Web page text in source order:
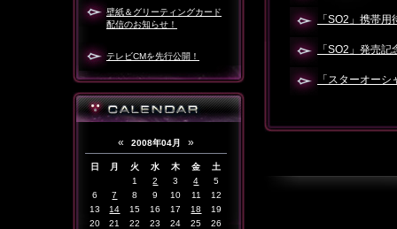
壁紙＆グリーティングカード
配信のお知らせ！
テレビCMを先行公開！
« 2008年04月 »
日 月 火 水 木 金
土
1
2 3 4
5
6
7 8 9 10 11
12
13
14 15 16 17 18
19
20
21 22 23 24 25
26
「SO2」携帯
「SO2」発売
「スターオー